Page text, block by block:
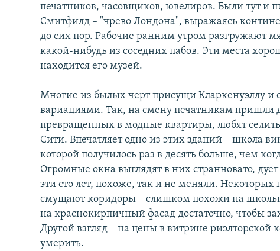
печатников, часовщиков, ювелиров. Были тут и
Смитфилд – "чрево Лондона", выражаясь
до сих пор. Рабочие ранним утром разгружают
какой-нибудь из соседних пабов. Эти места
находится его музей.
Многие из былых черт присущи Кларкенуэллу и
вариациями. Так, на смену печатникам пришли
превращенных в модные квартиры, любят
Сити. Впечатляет одно из этих зданий – школа
которой получилось раз в десять больше, чем
Огромные окна выглядят в них странновато,
эти сто лет, похоже, так и не меняли.
смущают коридоры – слишком похожи на
на краснокирпичный фасад достаточно, чтобы
Другой взгляд – на цены в витрине риэлторской
умерить.